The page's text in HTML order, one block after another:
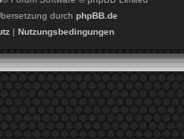
durch phpBB.de
| Nutzungsbedingungen